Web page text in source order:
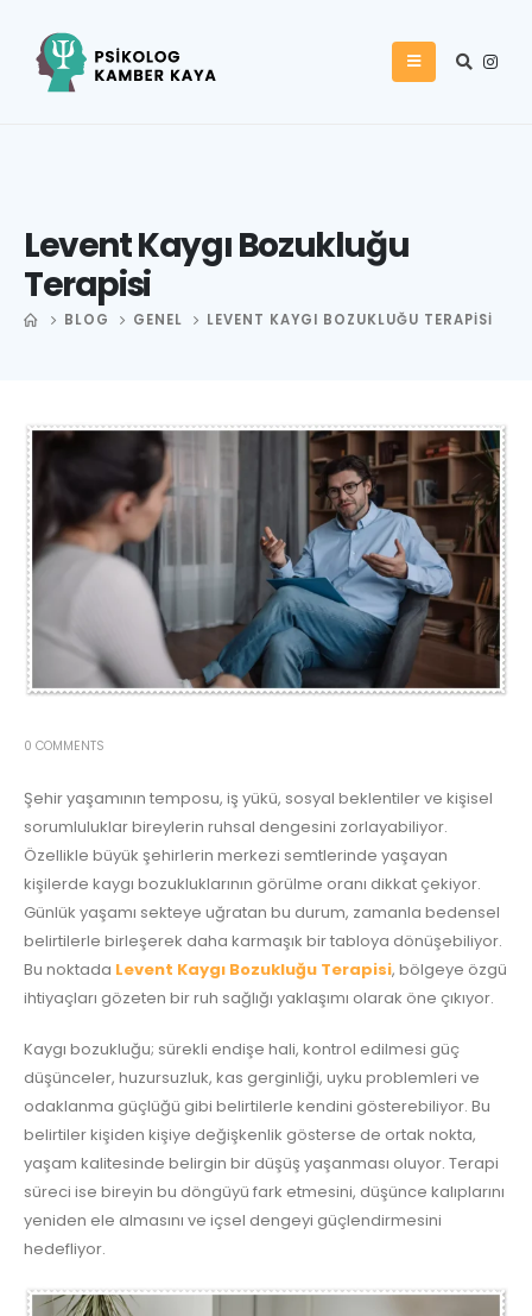
Levent Kaygı Bozukluğu
Terapisi
BLOG GENEL LEVENT KAYGI BOZUKLUĞU TERAPISI
0 COMMENTS
Şehir yaşamının temposu, iş yükü, sosyal beklentiler ve kişisel
sorumluluklar bireylerin ruhsal dengesini zorlayabiliyor.
Özellikle büyük şehirlerin merkezi semtlerinde yaşayan
kişilerde kaygı bozukluklarının görülme oranı dikkat çekiyor.
Günlük yaşamı sekteye uğratan bu durum, zamanla bedensel
belirtilerle birleşerek daha karmaşık bir tabloya dönüşebiliyor.
Bu noktada Levent Kaygı Bozukluğu Terapisi, bölgeye özgü
ihtiyaçları gözeten bir ruh sağlığı yaklaşımı olarak öne çıkıyor.
Kaygı bozukluğu; sürekli endişe hali, kontrol edilmesi güç
düşünceler, huzursuzluk, kas gerginliği, uyku problemleri ve
odaklanma güçlüğü gibi belirtilerle kendini gösterebiliyor. Bu
belirtiler kişiden kişiye değişkenlik gösterse de ortak nokta,
yaşam kalitesinde belirgin bir düşüş yaşanması oluyor. Terapi
süreci ise bireyin bu döngüyü fark etmesini, düşünce kalıplarını
yeniden ele almasını ve içsel dengeyi güçlendirmesini
hedefliyor.